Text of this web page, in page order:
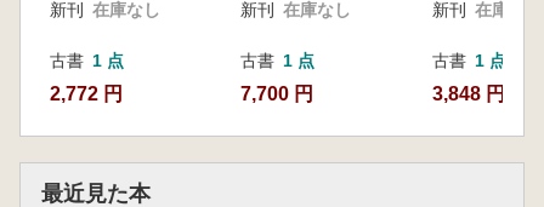
新刊 在庫なし
古書 1 点
2,772 円
新刊 在庫なし
古書 1 点
7,700 円
新刊 在庫なし
古書 1 点
3,848 円
最近見た本